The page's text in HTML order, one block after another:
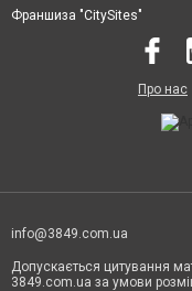
Франшиза "CitySites"
Про нас
info@3849.com.ua
Допускається цитування
3849.com.ua за умови